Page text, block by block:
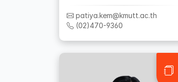
patiya.kem@kmutt.ac.th
(02)470-9360